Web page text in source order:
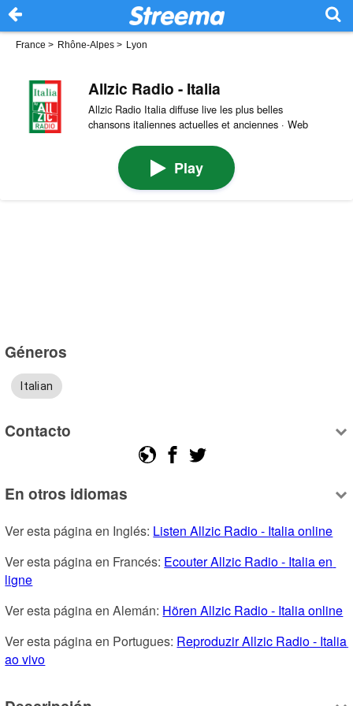
France > Rhône-Alpes > Lyon
Allzic Radio - Italia
Allzic Radio Italia diffuse live les plus belles
chansons italiennes actuelles et anciennes · Web
Play
Géneros
Italian
Contacto
En otros idiomas
Ver esta página en Inglés: Listen Allzic Radio - Italia online
Ver esta página en Francés: Ecouter Allzic Radio - Italia en
ligne
Ver esta página en Alemán: Hören Allzic Radio - Italia online
Ver esta página en Portugues: Reproduzir Allzic Radio - Italia
ao vivo